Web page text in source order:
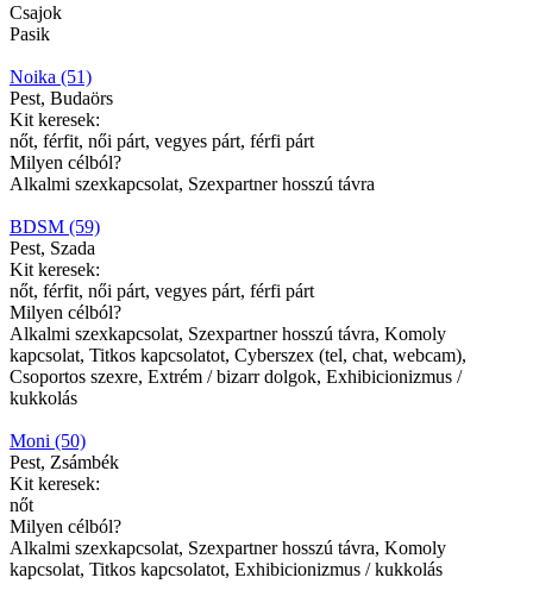
Csajok
Pasik
Noika (51)
Pest, Budaörs
Kit keresek:
nőt, férfit, női párt, vegyes párt, férfi párt
Milyen célból?
Alkalmi szexkapcsolat, Szexpartner hosszú távra
BDSM (59)
Pest, Szada
Kit keresek:
nőt, férfit, női párt, vegyes párt, férfi párt
Milyen célból?
Alkalmi szexkapcsolat, Szexpartner hosszú távra, Komoly
kapcsolat, Titkos kapcsolatot, Cyberszex (tel, chat, webcam),
Csoportos szexre, Extrém / bizarr dolgok, Exhibicionizmus /
kukkolás
Moni (50)
Pest, Zsámbék
Kit keresek:
nőt
Milyen célból?
Alkalmi szexkapcsolat, Szexpartner hosszú távra, Komoly
kapcsolat, Titkos kapcsolatot, Exhibicionizmus / kukkolás